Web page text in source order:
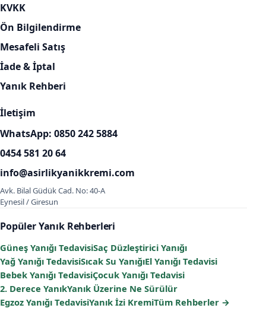
KVKK
Ön Bilgilendirme
Mesafeli Satış
İade & İptal
Yanık Rehberi
İletişim
WhatsApp: 0850 242 5884
0454 581 20 64
info@asirlikyanikkremi.com
Avk. Bilal Güdük Cad. No: 40-A
Eynesil / Giresun
Popüler Yanık Rehberleri
Güneş Yanığı TedavisiSaç Düzleştirici Yanığı
Yağ Yanığı TedavisiSıcak Su YanığıEl Yanığı Tedavisi
Bebek Yanığı TedavisiÇocuk Yanığı Tedavisi
2. Derece YanıkYanık Üzerine Ne Sürülür
Egzoz Yanığı TedavisiYanık İzi KremiTüm Rehberler →